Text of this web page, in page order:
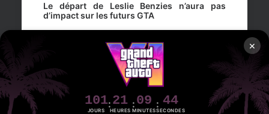
×
101
JOURS
21
HEURES
09
MINUTES
43
SECONDES
Le départ de Leslie Benzies n’aura pas
d’impact sur les futurs GTA